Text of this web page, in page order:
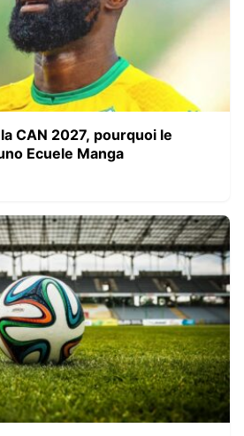
CAN 2027, pourquoi le
Ecuele Manga